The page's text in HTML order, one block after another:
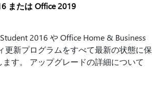
または Office 2019
2016 や Office Home & Business
新プログラムをすべて最新の状態に保
す。 アップグレードの詳細について